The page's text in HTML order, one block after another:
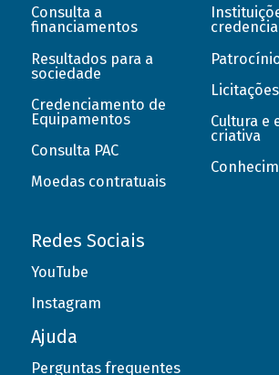
Consulta a
financiamentos
Resultados para a
sociedade
Credenciamento de
Equipamentos
Consulta PAC
Moedas contratuais
Licitações
Cultura e
criativa
Redes Sociais
YouTube
Instagram
Ajuda
Perguntas frequentes